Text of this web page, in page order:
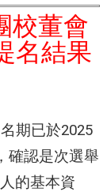
校董會
名結果
期已於2025
確認是次選舉
的基本資